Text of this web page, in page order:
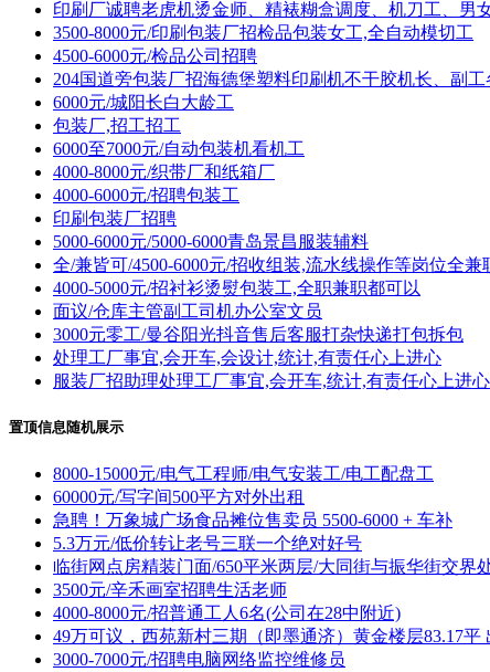
印刷厂诚聘老虎机烫金师、精裱糊盒调度、机刀工、男
3500-8000元/印刷包装厂招检品包装女工,全自动模切工
4500-6000元/检品公司招聘
204国道旁包装厂招海德堡塑料印刷机不干胶机长、副工
6000元/城阳长白大龄工
包装厂,招工招工
6000至7000元/自动包装机看机工
4000-8000元/织带厂和纸箱厂
4000-6000元/招聘包装工
印刷包装厂招聘
5000-6000元/5000-6000青岛景昌服装辅料
全/兼皆可/4500-6000元/招收组装,流水线操作等岗位全兼
4000-5000元/招衬衫烫熨包装工,全职兼职都可以
面议/仓库主管副工司机办公室文员
3000元零工/曼谷阳光抖音售后客服打杂快递打包拆包
处理工厂事宜,会开车,会设计,统计,有责任心上进心
服装厂招助理处理工厂事宜,会开车,统计,有责任心上进
置顶信息随机展示
8000-15000元/电气工程师/电气安装工/电工配盘工
60000元/写字间500平方对外出租
急聘！万象城广场食品摊位售卖员 5500-6000 + 车补
5.3万元/低价转让老号三联一个绝对好号
临街网点房精装门面/650平米两层/大同街与振华街交界
3500元/辛禾画室招聘生活老师
4000-8000元/招普通工人6名(公司在28中附近)
49万可议，西苑新村三期（即墨通济）黄金楼层83.17平
3000-7000元/招聘电脑网络监控维修员